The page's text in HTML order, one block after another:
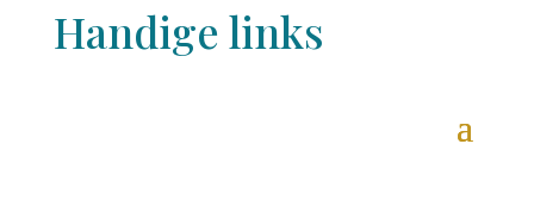
Handige links